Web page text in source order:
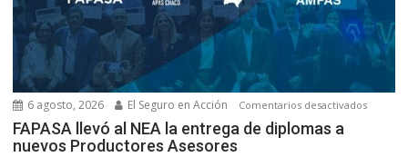
6 agosto, 2026 El Seguro en Acción Comentarios desactivadosen
FAPASA llevó al NEA la entrega de diplomas a
nuevos Productores Asesores